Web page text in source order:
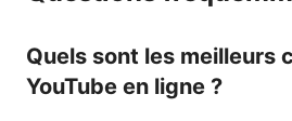
Quels sont les meilleurs
YouTube en ligne ?